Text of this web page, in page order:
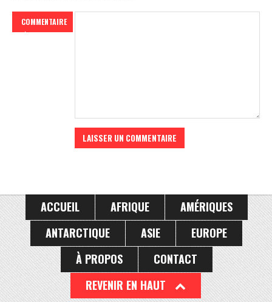
COMMENTAIRE
ACCUEIL AFRIQUE
AMÉRIQUES
ANTARCTIQUE
ASIE
EUROPE
À PROPOS
CONTACT
REVENIR EN HAUT